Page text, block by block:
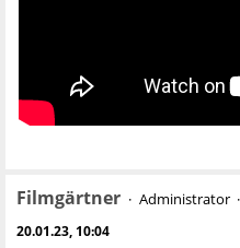
Filmgärtner Administrator
20.01.23, 10:04